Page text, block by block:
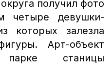
получил фото
четыре девушки-
которых залезла
Арт-объект
станицы